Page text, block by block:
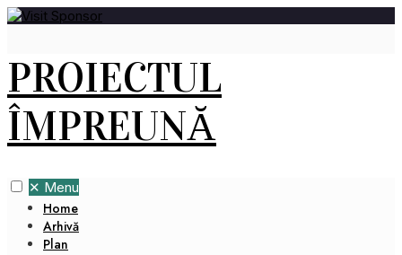
PROIECTUL
ÎMPREUNĂ
✕ Menu
Home
Arhivă
Plan